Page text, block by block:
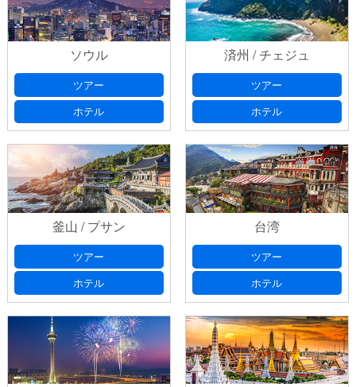
ソウル
ツアー
ホテル
済州 / チェジュ
ツアー
ホテル
釜山 / プサン
ツアー
ホテル
台湾
ツアー
ホテル